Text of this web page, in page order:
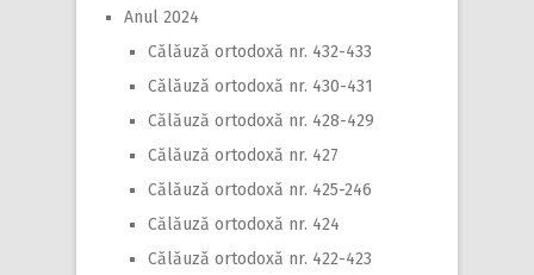
Anul 2024
Călăuză ortodoxă nr. 432-433
Călăuză ortodoxă nr. 430-431
Călăuză ortodoxă nr. 428-429
Călăuză ortodoxă nr. 427
Călăuză ortodoxă nr. 425-246
Călăuză ortodoxă nr. 424
Călăuză ortodoxă nr. 422-423